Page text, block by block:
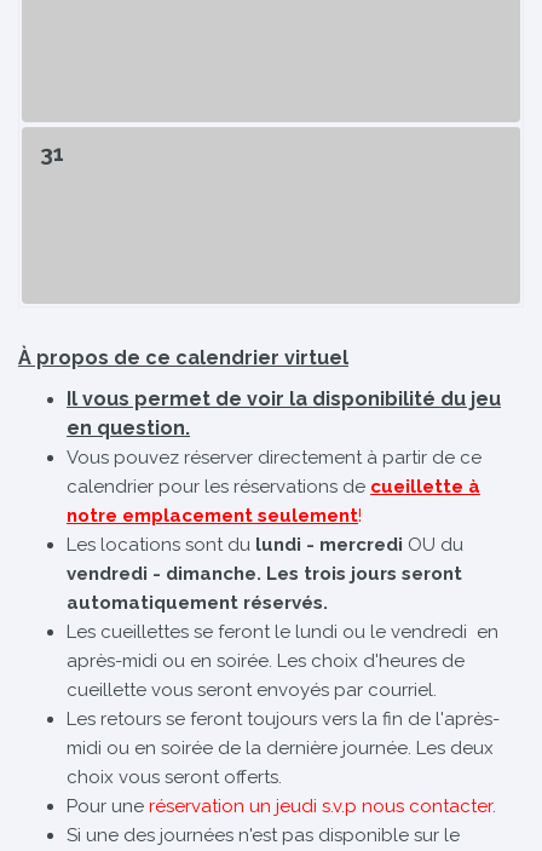
31
À propos de ce calendrier virtuel
Il vous permet de voir la disponibilité du jeu
en question.
Vous pouvez réserver directement à partir de ce
calendrier pour les réservations de cueillette à
notre emplacement seulement!
Les locations sont du lundi - mercredi OU du
vendredi - dimanche. Les trois jours seront
automatiquement réservés.
Les cueillettes se feront le lundi ou le vendredi en
après-midi ou en soirée. Les choix d'heures de
cueillette vous seront envoyés par courriel.
Les retours se feront toujours vers la fin de l'après-
midi ou en soirée de la dernière journée. Les deux
choix vous seront offerts.
Pour une réservation un jeudi s.v.p nous contacter.
Si une des journées n'est pas disponible sur le